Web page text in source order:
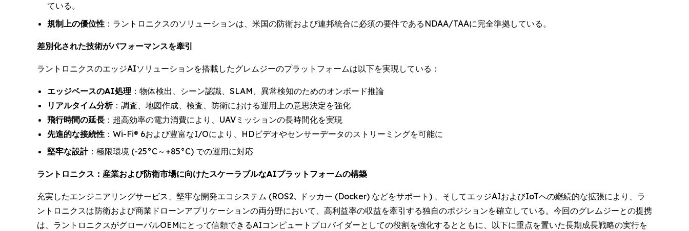
ている。
規制上の優位性 ：ラントロニクスのソリューションは、米国の防衛および連邦統合に必須の要件であるNDAA/TAAに完全準拠している。
差別化された技術がパフォーマンスを牽引
ラントロニクスのエッジAIソリューションを搭載したグレムジーのプラットフォームは以下を実現している：
エッジベースのAI処理 ：物体検出、シーン認識、SLAM、異常検知のためのオンボード推論
リアルタイム分析：調査、地図作成、検査、防衛における運用上の意思決定を強化
飛行時間の延長 ：超高効率の電力消費により、UAVミッションの長時間化を実現
先進的な接続性 ：Wi-Fi® 6および豊富なI/Oにより、HDビデオやセンサーデータのストリーミングを可能に
堅牢な設計：極限環境 (-25°C～+85°C) での運用に対応
ラントロニクス：産業および防衛市場に向けたスケーラブルなAIプラットフォームの構築
充実したエンジニアリングサービス、堅牢な開発エコシステム (ROS2､ ドッカー (Docker) などをサポート) 、そしてエッジAIおよびIoTへの継続的な拡張により、ラ
ントロニクスは防衛および商業ドローンアプリケーションの両分野において、高利益率の収益を牽引する独自のポジションを確立している。今回のグレムジーとの提携
は、ラントロニクスがグローバルOEMにとって信頼できるAIコンピュートプロバイダーとしての役割を強化するとともに、以下に重点を置いた長期成長戦略の実行を